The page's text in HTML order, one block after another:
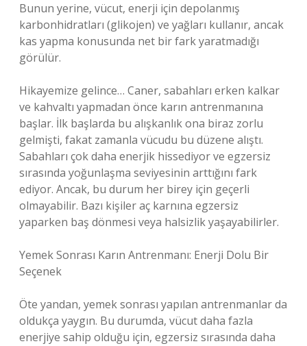
Bunun yerine, vücut, enerji için depolanmış
karbonhidratları (glikojen) ve yağları kullanır, ancak
kas yapma konusunda net bir fark yaratmadığı
görülür.
Hikayemize gelince… Caner, sabahları erken kalkar
ve kahvaltı yapmadan önce karın antrenmanına
başlar. İlk başlarda bu alışkanlık ona biraz zorlu
gelmişti, fakat zamanla vücudu bu düzene alıştı.
Sabahları çok daha enerjik hissediyor ve egzersiz
sırasında yoğunlaşma seviyesinin arttığını fark
ediyor. Ancak, bu durum her birey için geçerli
olmayabilir. Bazı kişiler aç karnına egzersiz
yaparken baş dönmesi veya halsizlik yaşayabilirler.
Yemek Sonrası Karın Antrenmanı: Enerji Dolu Bir
Seçenek
Öte yandan, yemek sonrası yapılan antrenmanlar da
oldukça yaygın. Bu durumda, vücut daha fazla
enerjiye sahip olduğu için, egzersiz sırasında daha